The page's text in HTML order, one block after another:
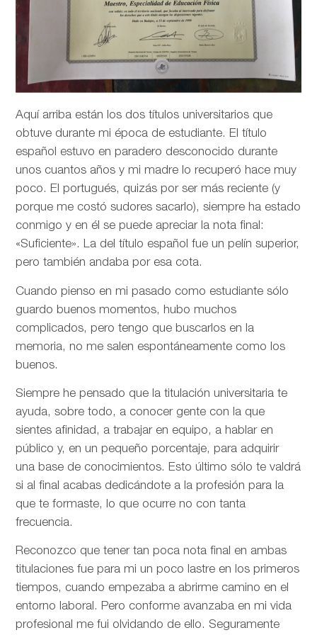
Aquí arriba están los dos títulos universitarios que
obtuve durante mi época de estudiante. El título
español estuvo en paradero desconocido durante
unos cuantos años y mi madre lo recuperó hace muy
poco. El portugués, quizás por ser más reciente (y
porque me costó sudores sacarlo), siempre ha estado
conmigo y en él se puede apreciar la nota final:
«Suficiente». La del título español fue un pelín superior,
pero también andaba por esa cota.
Cuando pienso en mi pasado como estudiante sólo
guardo buenos momentos, hubo muchos
complicados, pero tengo que buscarlos en la
memoria, no me salen espontáneamente como los
buenos.
Siempre he pensado que la titulación universitaria te
ayuda, sobre todo, a conocer gente con la que
sientes afinidad, a trabajar en equipo, a hablar en
público y, en un pequeño porcentaje, para adquirir
una base de conocimientos. Esto último sólo te valdrá
si al final acabas dedicándote a la profesión para la
que te formaste, lo que ocurre no con tanta
frecuencia.
Reconozco que tener tan poca nota final en ambas
titulaciones fue para mi un poco lastre en los primeros
tiempos, cuando empezaba a abrirme camino en el
entorno laboral. Pero conforme avanzaba en mi vida
profesional me fui olvidando de ello. Seguramente